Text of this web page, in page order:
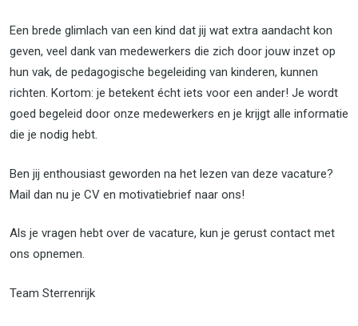
Een brede glimlach van een kind dat jij wat extra aandacht kon
geven, veel dank van medewerkers die zich door jouw inzet op
hun vak, de pedagogische begeleiding van kinderen, kunnen
richten. Kortom: je betekent écht iets voor een ander! Je wordt
goed begeleid door onze medewerkers en je krijgt alle informatie
die je nodig hebt.
Ben jij enthousiast geworden na het lezen van deze vacature?
Mail dan nu je CV en motivatiebrief naar ons!
Als je vragen hebt over de vacature, kun je gerust contact met
ons opnemen.
Team Sterrenrijk